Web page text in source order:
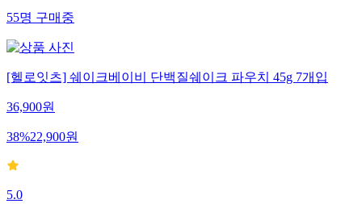
55명구매중
[헬로잇츠] 쉐이크베이비 단백질쉐이크 파우치 45g 7개입
36,900원
38%22,900원
5.0